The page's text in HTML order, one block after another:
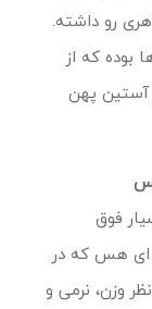
رو داشته.
بوده که از
پهن
فوق
ای هس که در
بود و از نظر وزن، نرمی و